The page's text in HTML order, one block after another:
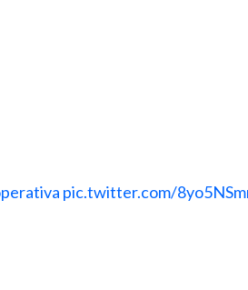
pic.twitter.com/